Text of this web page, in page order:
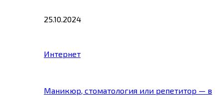
25.10.2024
Интернет
Маникюр, стоматология или репетитор — в